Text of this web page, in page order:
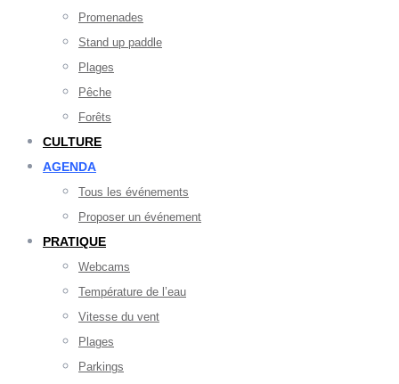
Promenades
Stand up paddle
Plages
Pêche
Forêts
CULTURE
AGENDA
Tous les événements
Proposer un événement
PRATIQUE
Webcams
Température de l’eau
Vitesse du vent
Plages
Parkings